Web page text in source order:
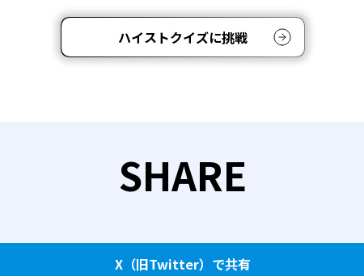
ハイストクイズに挑戦
SHARE
X（旧Twitter）で共有